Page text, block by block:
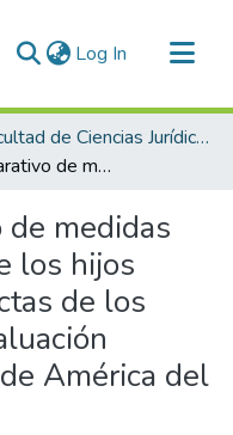
Log In (current)
Facultad de Ciencias Jurídicas y Políticas
Análisis comparativo de medidas normativas a favor de los hijos como víctimas indirectas de los feminicidios: Una evaluación normativa en países de América del Sur
medidas
los hijos
de los
América del